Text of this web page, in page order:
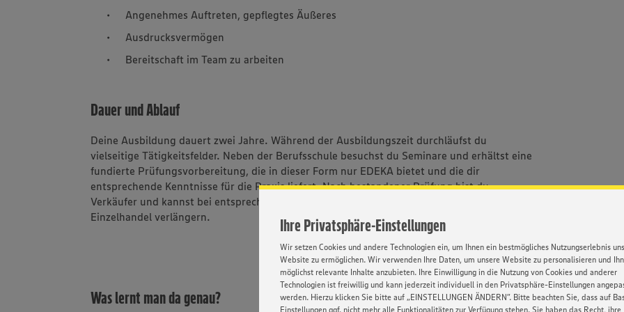
Ihre Privatsphäre-Einstellungen
Wir setzen Cookies und andere Technologien ein, um Ihnen ein bestmögliches Nutzungserlebnis
Website zu ermöglichen. Wir verwenden Ihre Daten, um unsere Website zu personalisieren und
möglichst relevante Inhalte anzubieten. Ihre Einwilligung in die Nutzung von Cookies und anderer
Technologien ist freiwillig und kann jederzeit individuell in den Privatsphäre-Einstellungen
werden. Hierzu klicken Sie bitte auf „EINSTELLUNGEN ÄNDERN”. Bitte beachten Sie, dass auf
Einstellungen ggf. nicht mehr alle Funktionalitäten zur Verfügung stehen. Sie haben das Recht, ihre
Angenehmes Auftreten, gepflegtes Äußeres
Ausdrucksvermögen
Bereitschaft im Team zu arbeiten
Dauer und Ablauf
Deine Ausbildung dauert zwei Jahre. Während der Ausbildungszeit durchläufst du
vielseitige Tätigkeitsfelder. Neben der Berufsschule besuchst du Seminare und erhältst eine
fundierte Prüfungsvorbereitung, die in dieser Form nur EDEKA bietet und die dir
entsprechende Kenntnisse für die Praxis liefert. Nach bestandener Prüfung bist du
Verkäufer und kannst bei entsprechend guter Leisung deinen Vertrag als Kaufmann im
Einzelhandel verlängern.
Was lernt man da genau?